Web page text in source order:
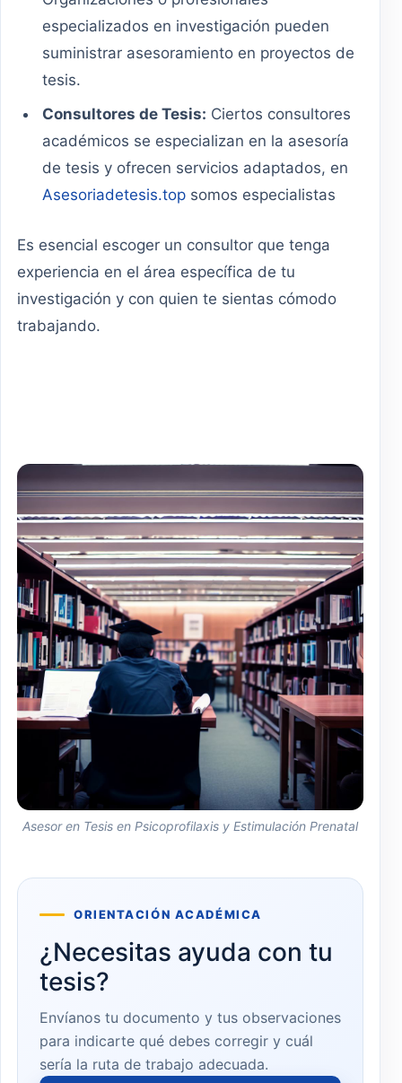
especializados en investigación pueden
suministrar asesoramiento en proyectos de
tesis.
Consultores de Tesis: Ciertos consultores
académicos se especializan en la asesoría
de tesis y ofrecen servicios adaptados, en
Asesoriadetesis.top somos especialistas
Es esencial escoger un consultor que tenga
experiencia en el área específica de tu
investigación y con quien te sientas cómodo
trabajando.
Asesor en Tesis en Psicoprofilaxis y Estimulación Prenatal
ORIENTACIÓN ACADÉMICA
¿Necesitas ayuda con tu
tesis?
Envíanos tu documento y tus observaciones
para indicarte qué debes corregir y cuál
sería la ruta de trabajo adecuada.